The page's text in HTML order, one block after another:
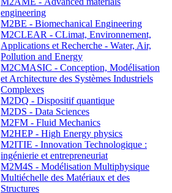
engineering
M2BE - Biomechanical Engineering
M2CLEAR - CLimat, Environnement,
Applications et Recherche - Water, Air,
Pollution and Energy
M2CMASIC - Conception, Modélisation
et Architecture des Systèmes Industriels
Complexes
M2DQ - Dispositif quantique
M2DS - Data Sciences
M2FM - Fluid Mechanics
M2HEP - High Energy physics
M2ITIE - Innovation Technologique :
ingénierie et entrepreneuriat
M2M4S - Modélisation Multiphysique
Multiéchelle des Matériaux et des
Structures